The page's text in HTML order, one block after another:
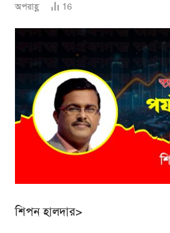
অপরাহ্ণ
16
শিপন হালদার>